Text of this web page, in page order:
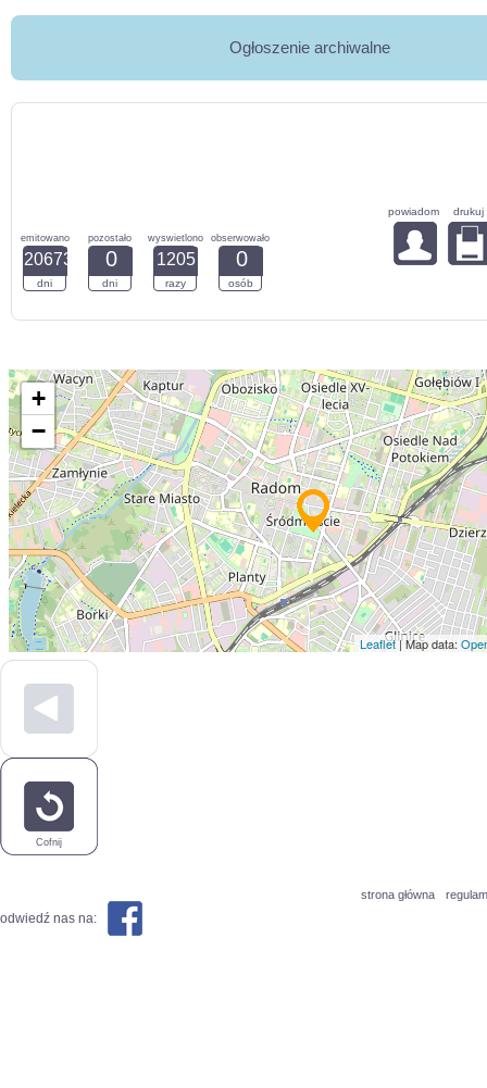
Ogłoszenie archiwalne
emitowano
20673
dni
pozostało
0
dni
wyswietlono
1205
razy
obserwowało
0
osób
powiadom drukuj
+
−
Leaflet| Map data:
Cofnij
strona główna
odwiedź nas na: